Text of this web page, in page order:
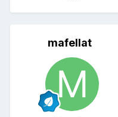
mafellat